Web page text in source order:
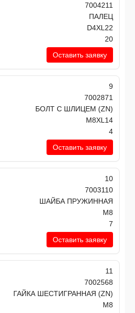
7004211
ПАЛЕЦ
D4XL22
20
Оставить заявку
9
7002871
БОЛТ С ШЛИЦЕМ (ZN)
M8XL14
4
Оставить заявку
10
7003110
ШАЙБА ПРУЖИННАЯ
M8
7
Оставить заявку
11
7002568
ГАЙКА ШЕСТИГРАННАЯ (ZN)
M8